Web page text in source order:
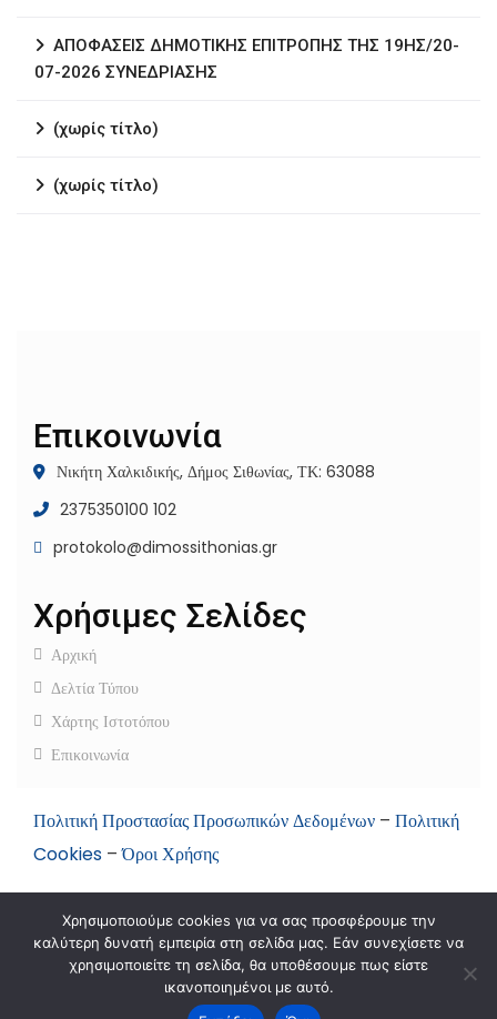
ΑΠΟΦΑΣΕΙΣ ΔΗΜΟΤΙΚΗΣ ΕΠΙΤΡΟΠΗΣ ΤΗΣ 19ΗΣ/20-
07-2026 ΣΥΝΕΔΡΙΑΣΗΣ
(χωρίς τίτλο)
(χωρίς τίτλο)
Επικοινωνία
Νικήτη Χαλκιδικής, Δήμος Σιθωνίας, ΤΚ: 63088
2375350100 102
protokolo@dimossithonias.gr
Χρήσιμες Σελίδες
Αρχική
Δελτία Τύπου
Χάρτης Ιστοτόπου
Επικοινωνία
Πολιτική Προστασίας Προσωπικών Δεδομένων – Πολιτική
Cookies –Όροι Χρήσης
2024 © Developed byMyCompany Projects
Χρησιμοποιούμε cookies για να σας προσφέρουμε την
καλύτερη δυνατή εμπειρία στη σελίδα μας. Εάν συνεχίσετε να
χρησιμοποιείτε τη σελίδα, θα υποθέσουμε πως είστε
ικανοποιημένοι με αυτό.